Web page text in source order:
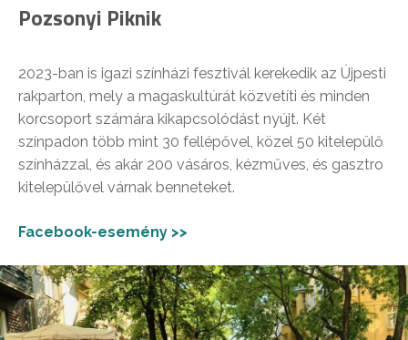
Pozsonyi Piknik
2023-ban is igazi színházi fesztivál kerekedik az Újpesti
rakparton, mely a magaskultúrát közvetíti és minden
korcsoport számára kikapcsolódást nyújt. Két
színpadon több mint 30 fellépővel, közel 50 kitelepülő
színházzal, és akár 200 vásáros, kézműves, és gasztro
kitelepülővel várnak benneteket.
Facebook-esemény >>